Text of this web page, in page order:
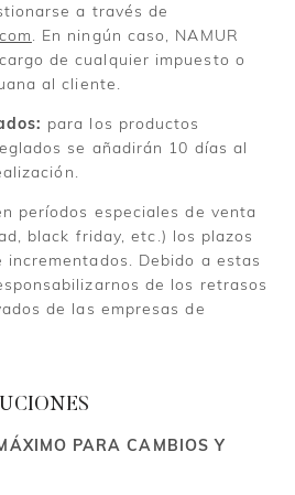
a través de
. En ningún caso, NAMUR
de cualquier impuesto o
al cliente.
para los productos
se añadirán 10 días al
períodos especiales de venta
black friday, etc.) los plazos
incrementados. Debido a estas
de los retrasos
de las empresas de
PARA CAMBIOS Y